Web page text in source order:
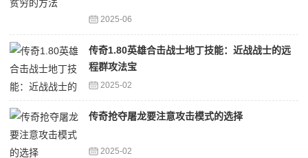
2025-06
传奇1.80英雄合击战士地丁技能：近战战士的远
程群攻法宝
2025-02
传奇抢夺屠龙要注意攻击模式的选择
2025-02